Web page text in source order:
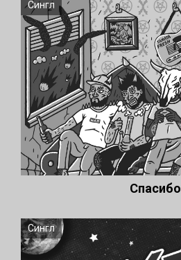
Сингл
Спасибо
Сингл